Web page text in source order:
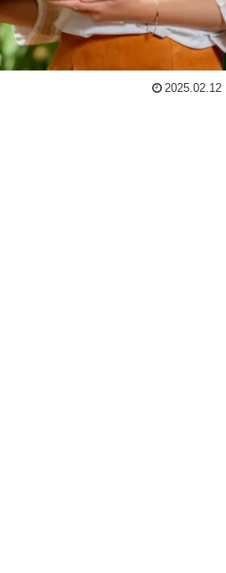
2025.02.12